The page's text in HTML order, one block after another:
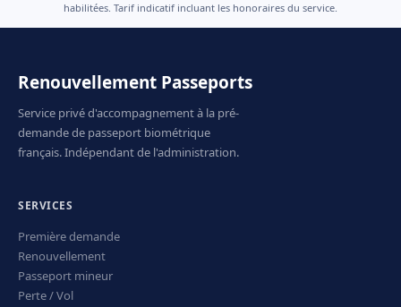
habilitées. Tarif indicatif incluant les honoraires du service.
Renouvellement Passeports
Service privé d'accompagnement à la pré-
demande de passeport biométrique
français. Indépendant de l'administration.
SERVICES
Première demande
Renouvellement
Passeport mineur
Perte / Vol